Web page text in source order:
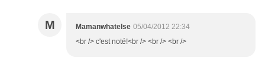
M Mamanwhatelse 05/04/2012 22:34
<br /> c'est noté!<br /> <br /> <br />